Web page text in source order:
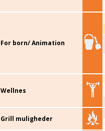
For born/ Animation
Wellnes
Grill muligheder